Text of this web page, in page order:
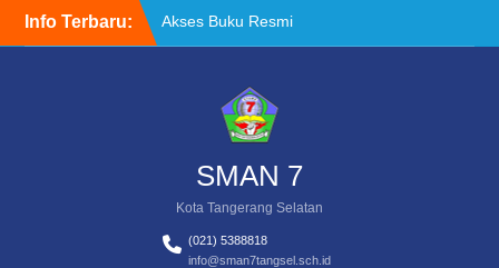
Info Terbaru:
Akses Buku Resmi
Kemendikdasmen melalui
Perbukuan Indonesia (SIBI)
WELCOME BACK TO
SMAN 7
Kota Tangerang Selatan
(021) 5388818
info@sman7tangsel.sch.id